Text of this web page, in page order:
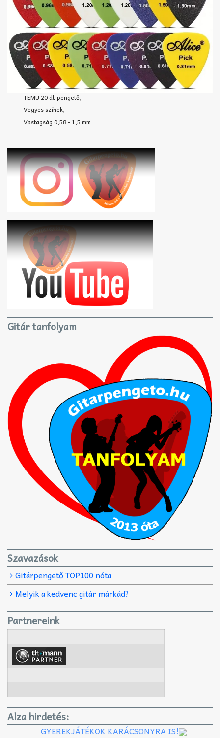
TEMU 20 db pengető,
Vegyes színek,
Vastagság 0,58 - 1,5 mm
Gitár tanfolyam
Szavazások
Gitárpengető TOP100 nóta
Melyik a kedvenc gitár márkád?
Partnereink
Alza hirdetés:
GYEREKJÁTÉKOK KARÁCSONYRA IS!